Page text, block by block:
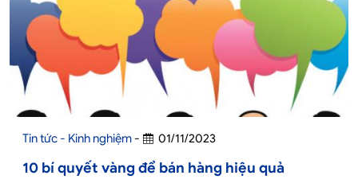
Tin tức - Kinh nghiệm - 01/11/2023
10 bí quyết vàng để bán hàng hiệu quả